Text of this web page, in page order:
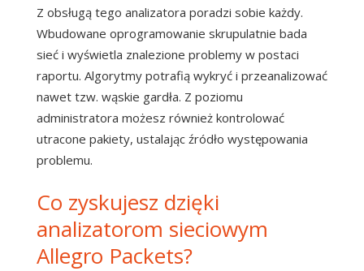
Z obsługą tego analizatora poradzi sobie każdy.
Wbudowane oprogramowanie skrupulatnie bada
sieć i wyświetla znalezione problemy w postaci
raportu. Algorytmy potrafią wykryć i przeanalizować
nawet tzw. wąskie gardła. Z poziomu
administratora możesz również kontrolować
utracone pakiety, ustalając źródło występowania
problemu.
Co zyskujesz dzięki
analizatorom sieciowym
Allegro Packets?